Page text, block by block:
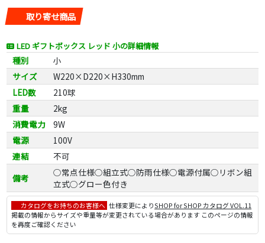
取り寄せ商品
LED ギフトボックス レッド 小の詳細情報
種別
小
サイズ
W220×D220×H330mm
LED数
210球
重量
2kg
消費電力
9W
電源
100V
連結
不可
備考
○常点仕様○組立式○防雨仕様○電源付属○リボン組
立式○グロー色付き
カタログをお持ちのお客様へ 仕様変更によりSHOP for SHOP カタログ VOL.11
掲載の情報からサイズや重量等が変更されている場合があります このページの情報
を再度ご確認ください